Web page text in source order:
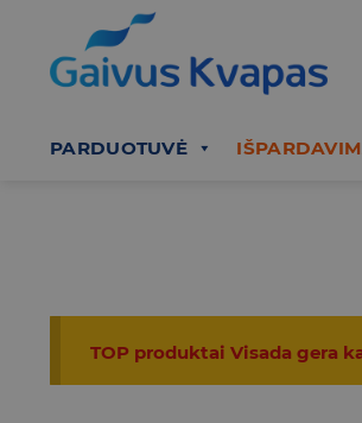
content
PARDUOTUVĖ
TOP produktai Visada gera